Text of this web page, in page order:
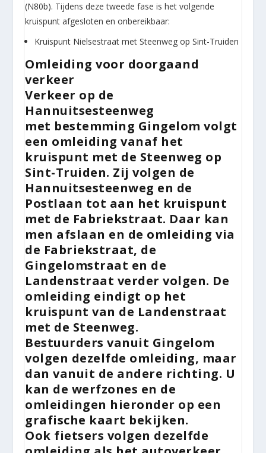
(N80b). Tijdens deze tweede fase is het volgende
kruispunt afgesloten en onbereikbaar:
Kruispunt Nielsestraat met Steenweg op Sint-Truiden
Omleiding voor doorgaand
verkeer
Verkeer op de
Hannuitsesteenweg
met bestemming Gingelom volgt
een omleiding vanaf het
kruispunt met de Steenweg op
Sint-Truiden. Zij volgen de
Hannuitsesteenweg en de
Postlaan tot aan het kruispunt
met de Fabriekstraat. Daar kan
men afslaan en de omleiding via
de Fabriekstraat, de
Gingelomstraat en de
Landenstraat verder volgen. De
omleiding eindigt op het
kruispunt van de Landenstraat
met de Steenweg.
Bestuurdersvanuit Gingelom
volgen dezelfde omleiding, maar
dan vanuit de andere richting. U
kan de werfzones en de
omleidingen hieronder op een
grafische kaart bekijken.
Ook fietsers volgen dezelfde